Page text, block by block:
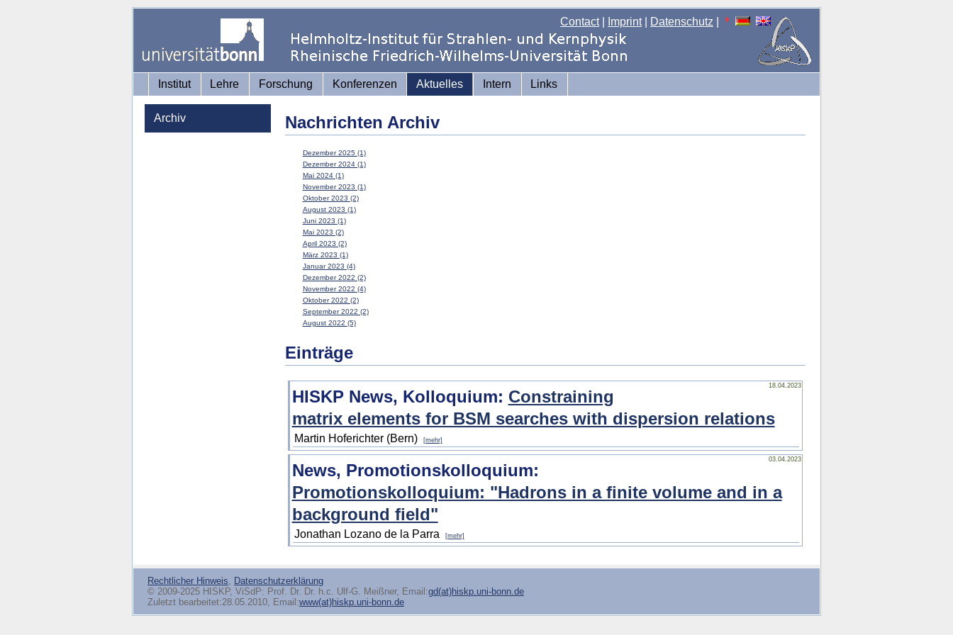
Contact| Imprint| Datenschutz
Institut Lehre Forschung Konferenzen Aktuelles Intern Links
Archiv Nachrichten Archiv
Dezember 2025 (1)
Dezember 2024 (1)
Mai 2024 (1)
November 2023 (1)
Oktober 2023 (2)
August 2023 (1)
Juni 2023 (1)
Mai 2023 (2)
April 2023 (2)
März 2023 (1)
Januar 2023 (4)
Dezember 2022 (2)
November 2022 (4)
Oktober 2022 (2)
September 2022 (2)
August 2022 (5)
Einträge
18.04.2023
HISKP News, Kolloquium: Constraining
matrix elements for BSM searches with dispersion relations
Martin Hoferichter (Bern) [mehr]
03.04.2023
News, Promotionskolloquium:
Promotionskolloquium: "Hadrons in a finite volume and in a
background field"
Jonathan Lozano de la Parra [mehr]
Rechtlicher Hinweis, Datenschutzerklärung
© 2009-2025 HISKP, ViSdP: Prof. Dr. Dr. h.c. Ulf-G. Meißner, Email:gd(at)hiskp.uni-bonn.de
Zuletzt bearbeitet:28.05.2010, Email:www(at)hiskp.uni-bonn.de